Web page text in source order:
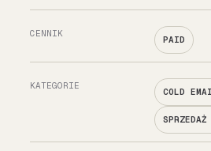
CENNIK
PAID
KATEGORIE
COLD